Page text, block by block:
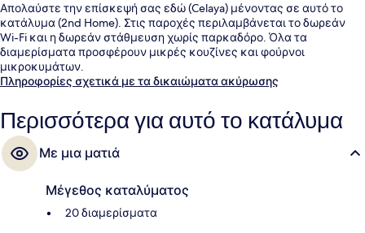
Απολαύστε την επίσκεψή σας εδώ (Celaya) μένοντας σε αυτό το
κατάλυμα (2nd Home). Στις παροχές περιλαμβάνεται το δωρεάν
Wi-Fi και η δωρεάν στάθμευση χωρίς παρκαδόρο. Όλα τα
διαμερίσματα προσφέρουν μικρές κουζίνες και φούρνοι
μικροκυμάτων.
Πληροφορίες σχετικά με τα δικαιώματα ακύρωσης
Περισσότερα για αυτό το κατάλυμα
Με μια ματιά
Μέγεθος καταλύματος
20 διαμερίσματα